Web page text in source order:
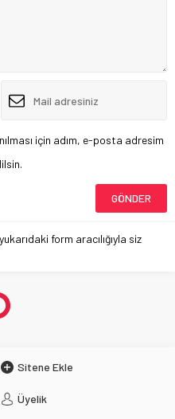
için adım, e-posta adresim
form aracılığıyla siz
Sitene Ekle
Üyelik